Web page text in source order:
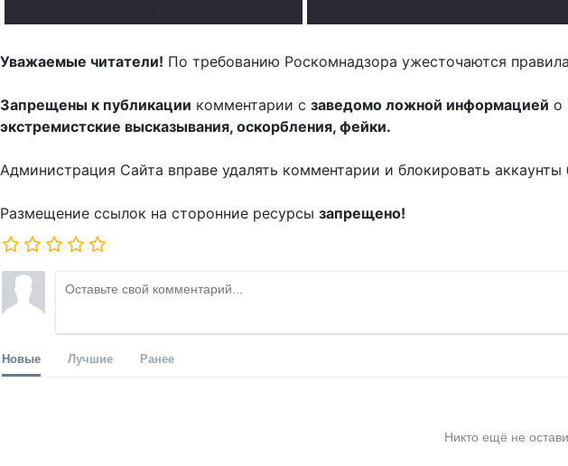
Уважаемые читатели! По требованию Роскомнадзора ужесточаются
Запрещены к публикации комментарии с заведомо ложной информацией о
экстремистские высказывания, оскорбления, фейки.
Администрация Сайта вправе удалять комментарии и блокировать аккаунты
Размещение ссылок на сторонние ресурсы запрещено!
Новые Лучшие Ранее
Никто ещё не